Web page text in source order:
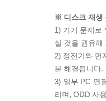
※ 디스크 재생
1) 기기 문제로
실 것을 권유해
2) 정전기와 먼
분 해결됩니다.
3) 일부 PC 연
리며, ODD 사